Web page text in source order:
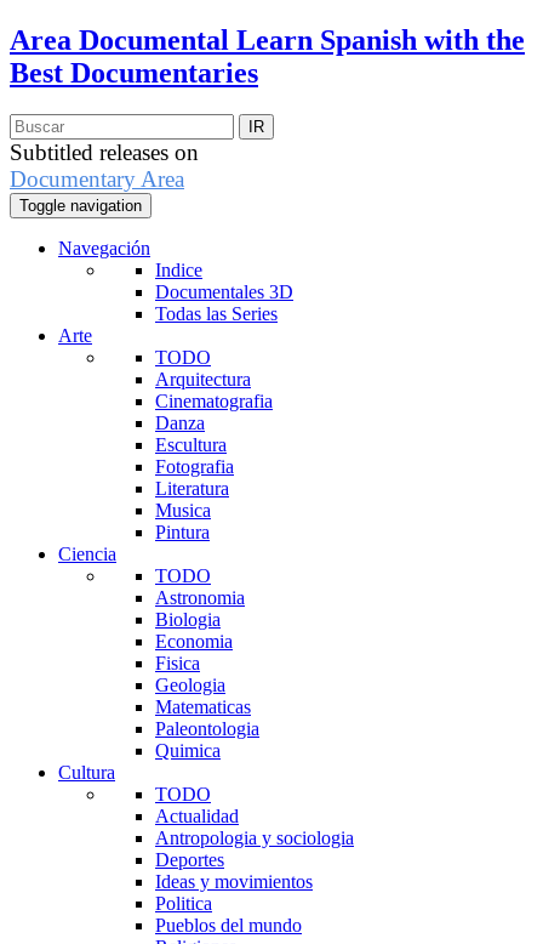
Area Documental Learn Spanish with the
Best Documentaries
Subtitled releases on
Documentary Area
Toggle navigation
Navegación
Indice
Documentales 3D
Todas las Series
Arte
TODO
Arquitectura
Cinematografia
Danza
Escultura
Fotografia
Literatura
Musica
Pintura
Ciencia
TODO
Astronomia
Biologia
Economia
Fisica
Geologia
Matematicas
Paleontologia
Quimica
Cultura
TODO
Actualidad
Antropologia y sociologia
Deportes
Ideas y movimientos
Politica
Pueblos del mundo